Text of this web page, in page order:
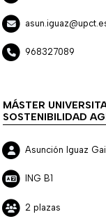
968327089
MÁSTER
SOSTENIBILIDAD
Asunción Iguaz
ING B1
2 plazas